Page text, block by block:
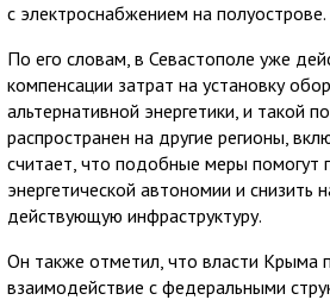
с электроснабжением на полуострове.
По его словам, в Севастополе уже
компенсации затрат на установку
альтернативной энергетики, и такой
распространен на другие регионы,
считает, что подобные меры помогут
энергетической автономии и снизить
действующую инфраструктуру.
Он также отметил, что власти Крыма
взаимодействие с федеральными